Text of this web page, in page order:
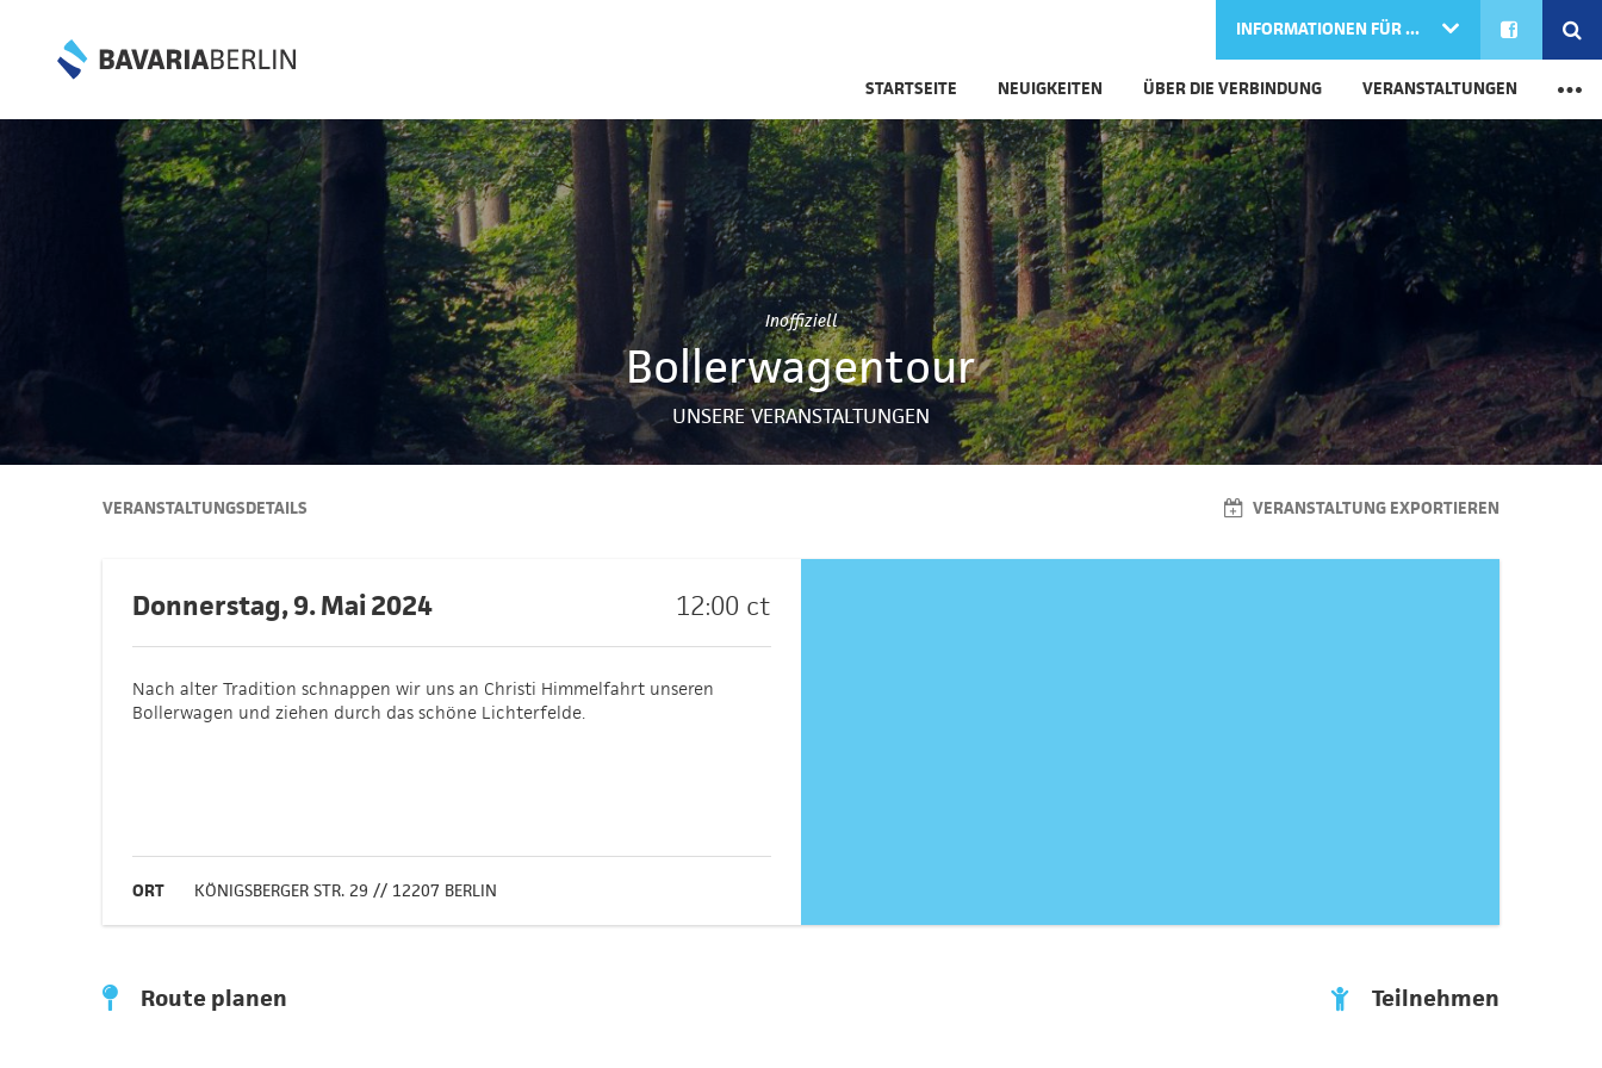
INFORMATIONEN FÜR ... FACEBOOK
STARTSEITE NEUIGKEITEN ÜBER DIE VERBINDUNG VERANSTALTUNGEN
Inoffiziell
Bollerwagentour
UNSERE VERANSTALTUNGEN
VERANSTALTUNGSDETAILS VERANSTALTUNG EXPORTIEREN
12:00 ct
Donnerstag, 9. Mai 2024
Nach alter Tradition schnappen wir uns an Christi Himmelfahrt unseren
Bollerwagen und ziehen durch das schöne Lichterfelde.
ORT KÖNIGSBERGER STR. 29 // 12207 BERLIN
Route planen Teilnehmen